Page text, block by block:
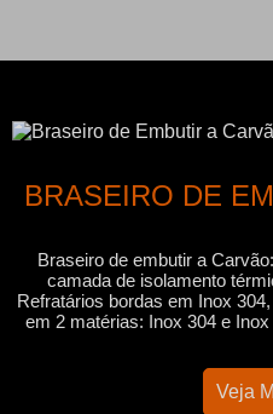
BRASEIRO DE
Braseiro de embutir a
camada de isolamento
Refratários bordas em Inox
em 2 matérias: Inox 304 e
Veja